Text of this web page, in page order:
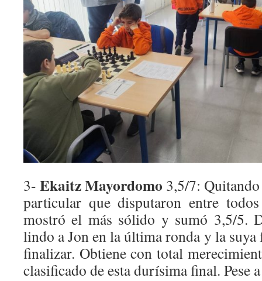
3-Ekaitz Mayordomo 3,5/7:
particular que disputaron entre
mostró el más sólido y sumó 3,5/5.
lindo a Jon en la última ronda y la
finalizar. Obtiene con total
clasificado de esta durísima final. Pese